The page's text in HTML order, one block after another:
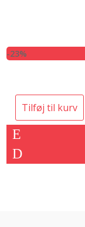
-23%
Tilføj til kurv